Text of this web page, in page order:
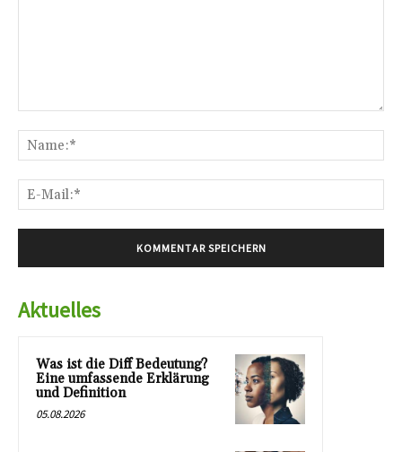
Aktuelles
Was ist die Diff Bedeutung?
Eine umfassende Erklärung
und Definition
05.08.2026